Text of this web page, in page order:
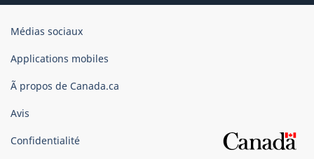
Organisation
gouvernement
Canada
Médias sociaux
Applications mobiles
Ã propos de Canada.ca
Avis
Confidentialité